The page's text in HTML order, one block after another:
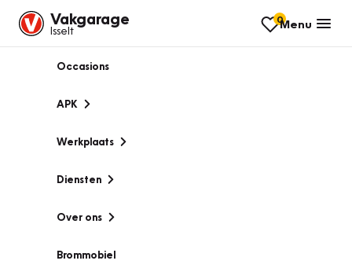
Vakgarage
Isselt
0Menu
Occasions
APK
Werkplaats
Diensten
Over ons
Brommobiel